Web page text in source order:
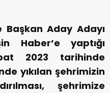
Aday Adayı
Haber’e yaptığı
2023 tarihinde
yıkılan şehrimizin
şehrimize